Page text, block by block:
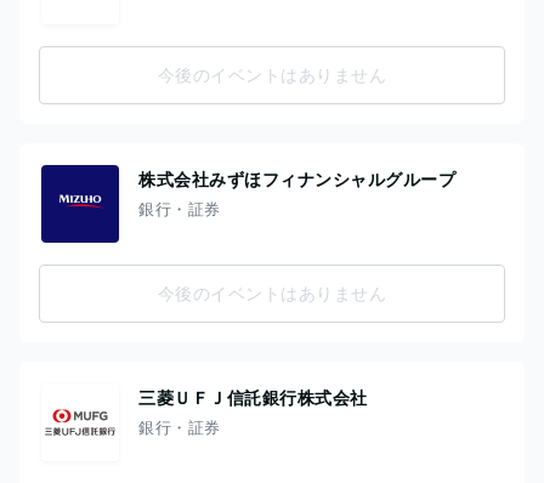
今後のイベントはありません
株式会社みずほフィナンシャルグループ
銀行・証券
今後のイベントはありません
三菱ＵＦＪ信託銀行株式会社
銀行・証券